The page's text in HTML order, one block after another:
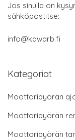
Jos sinulla on
sähköpostitse:
info@kawarb.fi
Kategoriat
Moottoripyörän
Moottoripyörän
Moottoripyörän